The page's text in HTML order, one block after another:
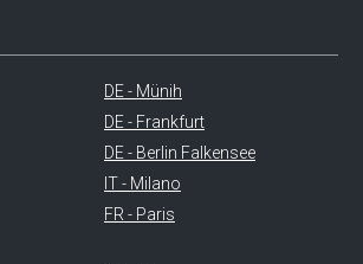
DE - Münih
DE - Frankfurt
DE - Berlin Falkensee
IT - Milano
FR - Paris